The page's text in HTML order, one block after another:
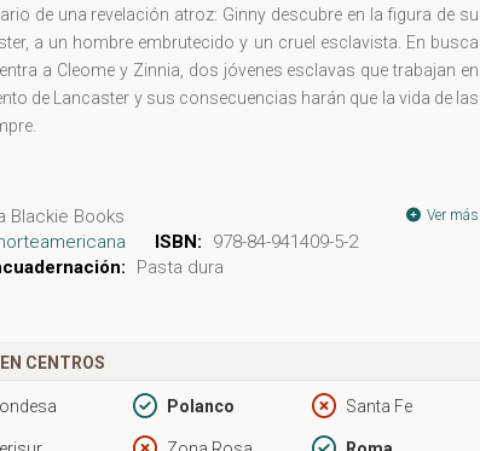
de una revelación atroz: Ginny descubre en la figura de su
a un hombre embrutecido y un cruel esclavista. En busca
a Cleome y Zinnia, dos jóvenes esclavas que trabajan en
de Lancaster y sus consecuencias harán que la vida de las
ser la nuestra. Y aunque sus páginas recogen la perversidad
dibuja sus círculos, tampoco es ésta la sencilla historia de
de unos seres que exceden lo que se tiene por humano;
su delirio.
Ver más
Blackie Books
ISBN:
978-84-941409-5-2
Pasta dura
CENTROS
Polanco Santa Fe